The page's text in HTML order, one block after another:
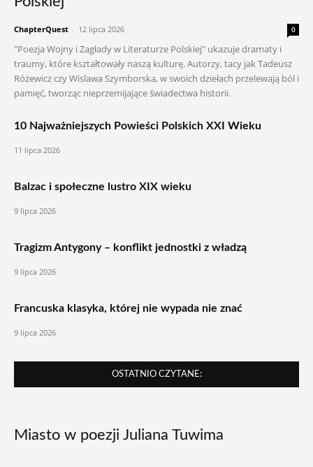
ChapterQuest - 12 lipca 2026 0
"Poezja Wojny i Zagłady w Literaturze Polskiej" ukazuje dramaty i
traumy, które kształtowały naszą kulturę. Autorzy, tacy jak Tadeusz
Różewicz czy Wislawa Szymborska, w swoich dziełach przelewają ból i
pamięć, tworząc nieprzemijające świadectwa historii.
10 Najważniejszych Powieści Polskich XXI Wieku
11 lipca 2026
Balzac i społeczne lustro XIX wieku
9 lipca 2026
Tragizm Antygony – konflikt jednostki z władzą
9 lipca 2026
Francuska klasyka, której nie wypada nie znać
9 lipca 2026
OSTATNIO CZYTANE:
Miasto w poezji Juliana Tuwima